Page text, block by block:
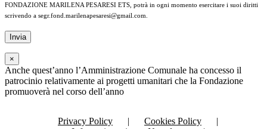
FONDAZIONE MARILENA PESARESI ETS, potrà in ogni momento esercitare i suoi diritti
scrivendo a segr.fond.marilenapesaresi@gmail.com.
×
Anche quest’anno l’Amministrazione Comunale ha concesso il
patrocinio relativamente ai progetti umanitari che la Fondazione
promuoverà nel corso dell’anno
Privacy Policy
Cookies Policy